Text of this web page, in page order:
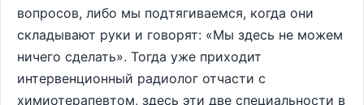
вопросов, либо мы подтягиваемся, когда они
складывают руки и говорят: «Мы здесь не можем
ничего сделать». Тогда уже приходит
интервенционный радиолог отчасти с
химиотерапевтом, здесь эти две специальности в